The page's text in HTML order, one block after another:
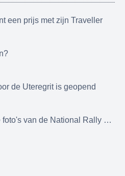
een prijs met zijn Traveller
de Uteregrit is geopend
Een nieuwe serie foto's van de National Rally MMOC